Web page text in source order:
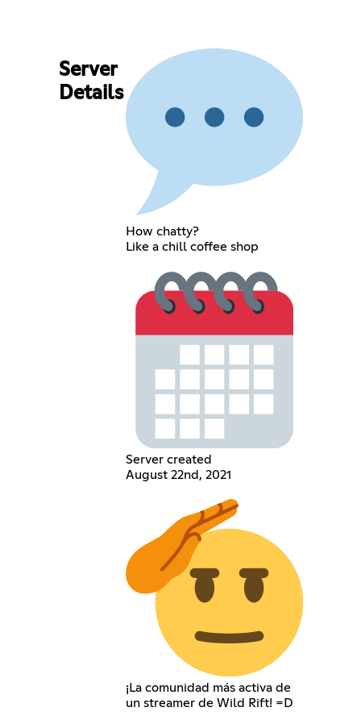
Server
Details
How chatty?
Like a chill coffee shop
Server created
August 22nd, 2021
¡La comunidad más activa de
un streamer de Wild Rift! =D